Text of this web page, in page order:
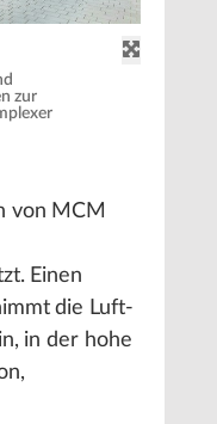
zur
von MCM
Einen
die Luft-
in der hohe